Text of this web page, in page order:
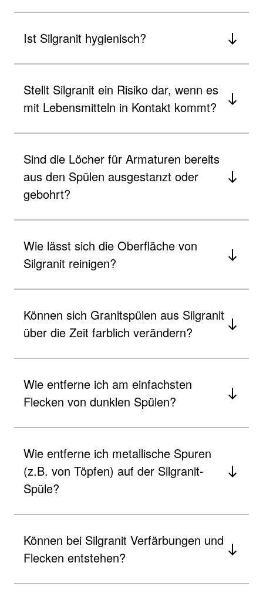
Ist Silgranit hygienisch?
Stellt Silgranit ein Risiko dar, wenn es
mit Lebensmitteln in Kontakt kommt?
Sind die Löcher für Armaturen bereits
aus den Spülen ausgestanzt oder
gebohrt?
Wie lässt sich die Oberfläche von
Silgranit reinigen?
Können sich Granitspülen aus Silgranit
über die Zeit farblich verändern?
Wie entferne ich am einfachsten
Flecken von dunklen Spülen?
Wie entferne ich metallische Spuren
(z.B. von Töpfen) auf der Silgranit-
Spüle?
Können bei Silgranit Verfärbungen und
Flecken entstehen?